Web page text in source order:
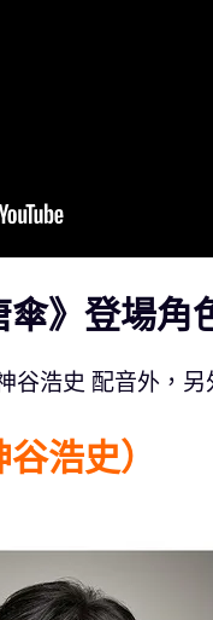
傘》登場角
谷浩史 配音外，
浩史）